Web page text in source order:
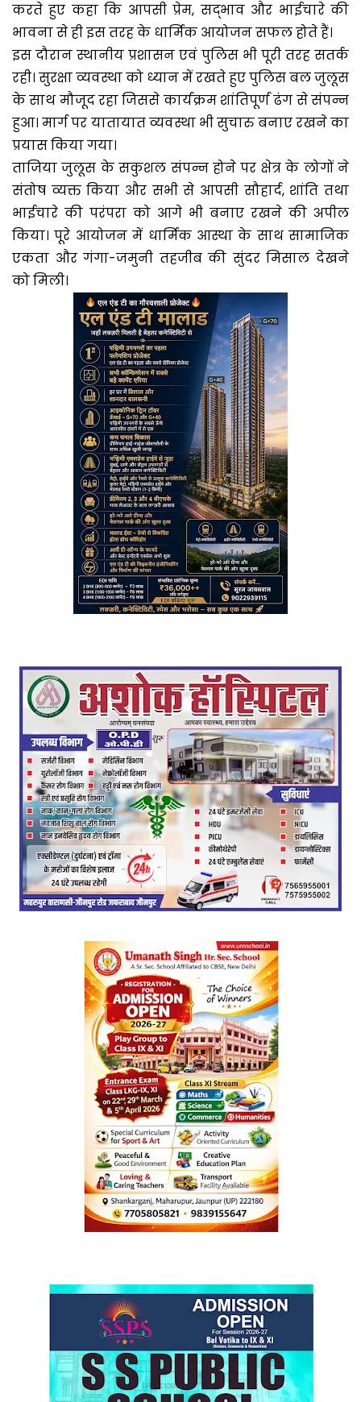
करते हुए कहा कि आपसी प्रेम, सद्भाव और भाईचारे की
भावना से ही इस तरह के धार्मिक आयोजन सफल होते हैं।
इस दौरान स्थानीय प्रशासन एवं पुलिस भी पूरी तरह सतर्क
रही। सुरक्षा व्यवस्था को ध्यान में रखते हुए पुलिस बल जुलूस
के साथ मौजूद रहा जिससे कार्यक्रम शांतिपूर्ण ढंग से संपन्न
हुआ। मार्ग पर यातायात व्यवस्था भी सुचारु बनाए रखने का
प्रयास किया गया।
ताजिया जुलूस के सकुशल संपन्न होने पर क्षेत्र के लोगों ने
संतोष व्यक्त किया और सभी से आपसी सौहार्द, शांति तथा
भाईचारे की परंपरा को आगे भी बनाए रखने की अपील
किया। पूरे आयोजन में धार्मिक आस्था के साथ सामाजिक
एकता और गंगा-जमुनी तहजीब की सुंदर मिसाल देखने
को मिली।